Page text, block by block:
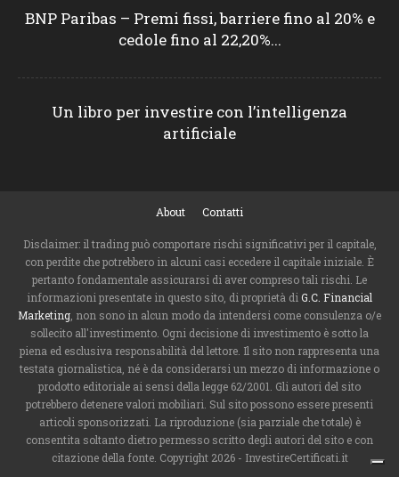
BNP Paribas – Premi fissi, barriere fino al 20% e
cedole fino al 22,20%...
Un libro per investire con l’intelligenza
artificiale
About Contatti
Disclaimer: il trading può comportare rischi significativi per il capitale,
con perdite che potrebbero in alcuni casi eccedere il capitale iniziale. È
pertanto fondamentale assicurarsi di aver compreso tali rischi. Le
informazioni presentate in questo sito, di proprietà di G.C. Financial
Marketing , non sono in alcun modo da intendersi come consulenza o/e
sollecito all'investimento. Ogni decisione di investimento è sotto la
piena ed esclusiva responsabilità del lettore. Il sito non rappresenta una
testata giornalistica, né è da considerarsi un mezzo di informazione o
prodotto editoriale ai sensi della legge 62/2001. Gli autori del sito
potrebbero detenere valori mobiliari. Sul sito possono essere presenti
articoli sponsorizzati. La riproduzione (sia parziale che totale) è
consentita soltanto dietro permesso scritto degli autori del sito e con
citazione della fonte. Copyright 2026 - InvestireCertificati.it